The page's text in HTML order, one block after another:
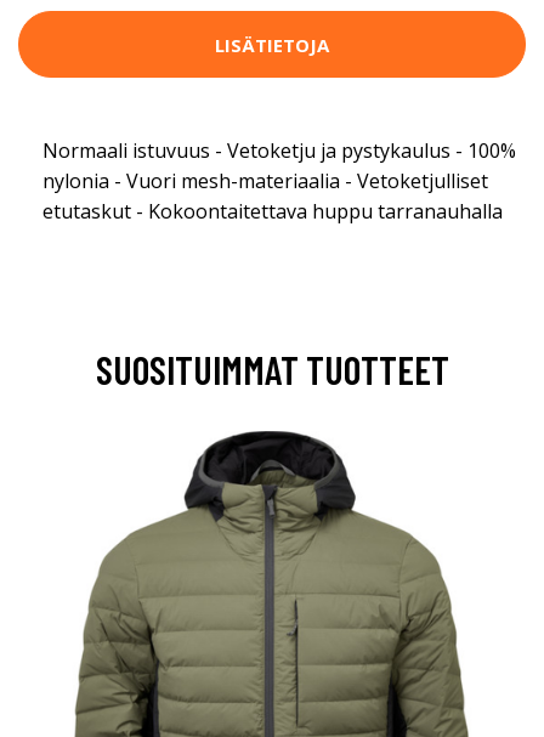
LISÄTIETOJA
Normaali istuvuus - Vetoketju ja pystykaulus - 100%
nylonia - Vuori mesh-materiaalia - Vetoketjulliset
etutaskut - Kokoontaitettava huppu tarranauhalla
SUOSITUIMMAT TUOTTEET